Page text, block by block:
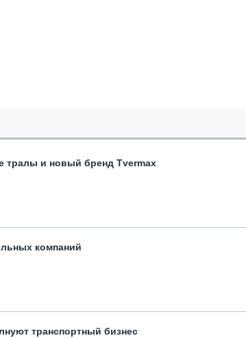
тралы и новый бренд Tvermax
компаний
транспортный бизнес